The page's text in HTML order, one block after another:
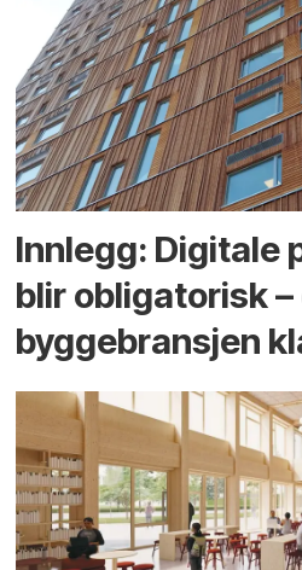
Innlegg: Digitale
blir obligatorisk –
byggebransjen